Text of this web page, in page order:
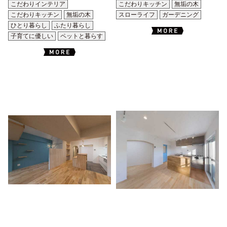
こだわりインテリア
こだわりキッチン
無垢の木
ひとり暮らし
ふたり暮らし
子育てに優しい
ペットと暮らす
こだわりキッチン
無垢の木
スローライフ
ガーデニング